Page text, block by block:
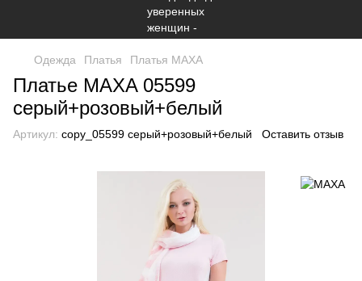
Одежда Платья Платья МАХА
Платье MAXA 05599
серый+розовый+белый
Артикул: copy_05599 серый+розовый+белый Оставить отзыв